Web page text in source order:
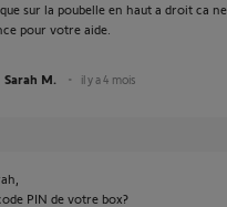
sur la poubelle en haut a droit ca
pour votre aide.
Sarah M. il y a 4 mois
PIN de votre box?